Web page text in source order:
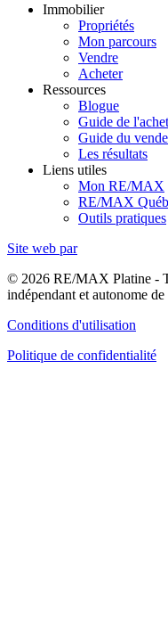
Immobilier
Propriétés
Mon parcours
Vendre
Acheter
Ressources
Blogue
Guide de
Guide du
Les résultats
Liens utiles
Mon RE/MAX
RE/MAX
Outils pratiques
Site web par
© 2026 RE/MAX Platine -
indépendant et autonome
Conditions d'utilisation
Politique de confidentialité